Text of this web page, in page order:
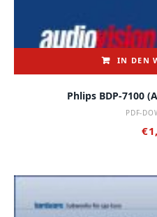
IN DEN
Phlips BDP-7100
PDF-
€